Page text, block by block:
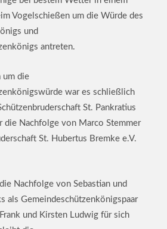
Vogelschießen um die Würde des
und
antreten.
um die
war es schließlich
St. Pankratius
die Nachfolge von Marco Stemmer
St. Hubertus Bremke e.V.
Nachfolge von Sebastian und
als Gemeindeschützenkönigspaar
und Kirsten Ludwig für sich